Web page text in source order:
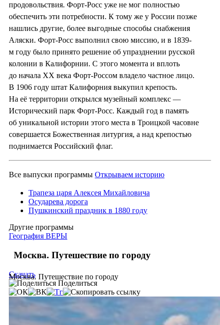
продовольствия. Форт-Росс уже не мог полностью
обеспечить эти потребности. К тому же у России позже
нашлись другие, более выгодные способы снабжения
Аляски. Форт-Росс выполнил свою миссию, и в 1839-
м году было принято решение об упразднении русской
колонии в Калифорнии. С этого момента и вплоть
до начала ХХ века Форт-Россом владело частное лицо.
В 1906 году штат Калифорния выкупил крепость.
На её территории открылся музейный комплекс —
Исторический парк Форт-Росс. Каждый год в память
об уникальной истории этого места в Троицкой часовне
совершается Божественная литургия, а над крепостью
поднимается Российский флаг.
Все выпуски программы Открываем историю
Трапеза царя Алексея Михайловича
Осударева дорога
Пушкинский праздник в 1880 году
Другие программы
География ВЕРЫ
Москва. Путешествие по городу
Москва. Путешествие по городу
Скачать
Поделиться